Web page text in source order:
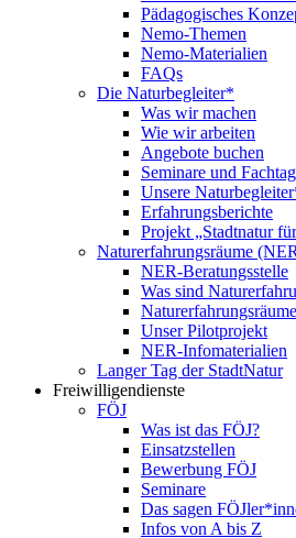
Pädagogisches
Nemo-Themen
Nemo-Materialien
FAQs
Die Naturbegleiter*
Was wir machen
Wie wir arbeiten
Angebote buchen
Seminare und
Unsere
Erfahrungsberichte
Projekt „Stadtnatur
Naturerfahrungsräume
NER-Beratungsstelle
Was sind
Unser Pilotprojekt
NER-Infomaterialien
Langer Tag der StadtNatur
Freiwilligendienste
FÖJ
Was ist das FÖJ?
Einsatzstellen
Bewerbung FÖJ
Seminare
Das sagen
Infos von A bis Z